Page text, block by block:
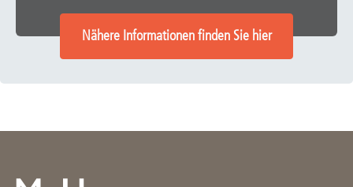
Nähere Informationen finden Sie hier